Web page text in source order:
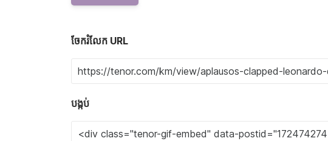
ចែករំលែក URL
បង្កប់